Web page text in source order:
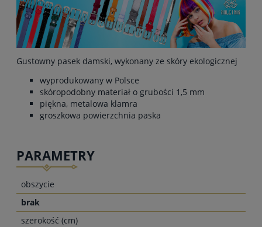
Gustowny pasek damski, wykonany ze skóry ekologicznej
wyprodukowany w Polsce
skóropodobny materiał o grubości 1,5 mm
piękna, metalowa klamra
groszkowa powierzchnia paska
PARAMETRY
obszycie
brak
szerokość (cm)